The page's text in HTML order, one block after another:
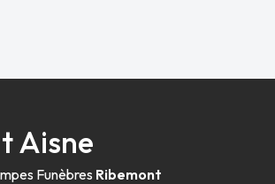
Aisne
Funèbres Ribemont